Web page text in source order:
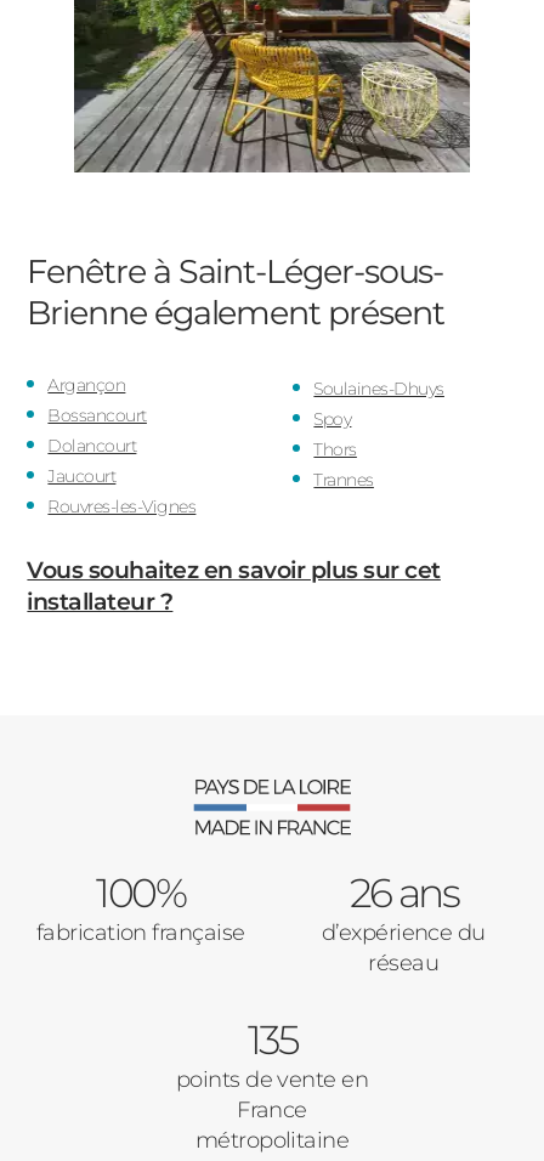
Fenêtre à Saint-Léger-sous-
Brienneégalement présent
Argançon
Bossancourt
Dolancourt
Jaucourt
Rouvres-les-Vignes
Soulaines-Dhuys
Spoy
Thors
Trannes
Vous souhaitez en savoir plus sur cet
installateur ?
100%
fabrication française
26 ans
d’expérience du
réseau
135
points de vente en
France
métropolitaine